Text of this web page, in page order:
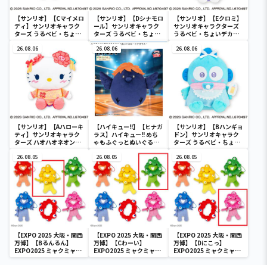
【サンリオ】【Cマイメロ
ディ】サンリオキャラク
ターズ うるベビ・ちょい
【サンリオ】【Dシナモロ
ール】サンリオキャラク
ターズ うるベビ・ちょい
デカドール
【サンリオ】【Eクロミ】
サンリオキャラクターズ
うるベビ・ちょいデカド
26.08.06
【サンリオ】【Aハローキ
ティ】サンリオキャラク
ターズ ハオハオネオンタ
26.08.06
【ハイキュー!!】【ヒナガ
ラス】ハイキュー!! めち
ゃもふぐっとぬいぐるみ
26.08.06
【サンリオ】【Bハンギョ
ドン】サンリオキャラク
ターズ うるベビ・ちょい
26.08.05
【EXPO 2025 大阪・関西
万博】【Bるんるん】
EXPO2025 ミャクミャク
カラフルゴム紐付きぬい
26.08.05
【EXPO 2025 大阪・関西
万博】【Cわーい】
EXPO2025 ミャクミャク
カラフルゴム紐付きぬい
26.08.05
【EXPO 2025 大阪・関西
万博】【Dにこっ】
EXPO2025 ミャクミャク
カラフルゴム紐付きぬい